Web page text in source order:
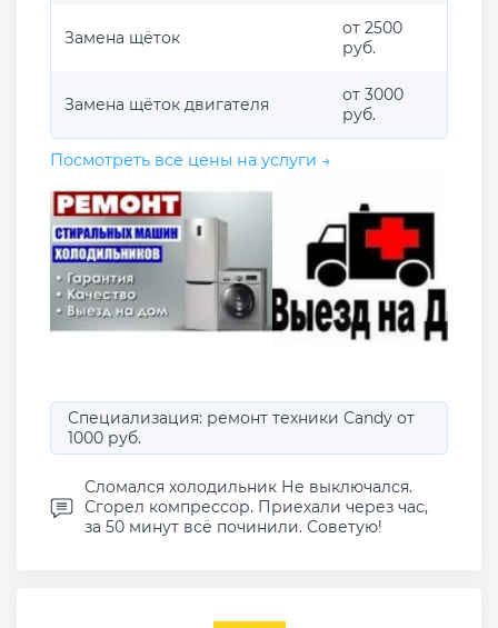
Замена щёток
от 2500
руб.
Замена щёток двигателя
от 3000
руб.
Посмотреть все цены на услуги →
Специализация: ремонт техники Candy от
1000 руб.
Сломался холодильник Не выключался.
Сгорел компрессор. Приехали через час,
за 50 минут всё починили. Советую!